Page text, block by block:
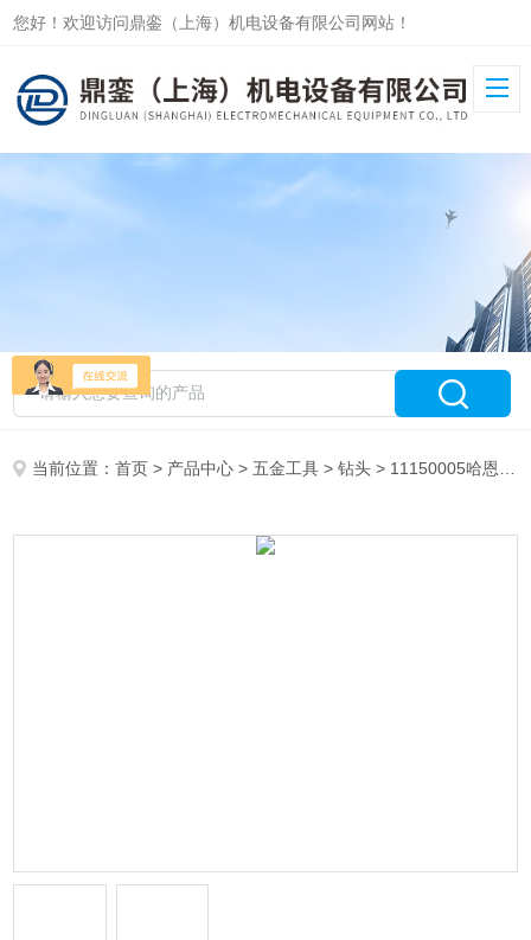
您好！欢迎访问鼎銮（上海）机电设备有限公司网站！
当前位置：首页 > 产品中心 > 五金工具 >钻头 > 11150005哈恩库博HAHN+KOLB麻花钻头11155010